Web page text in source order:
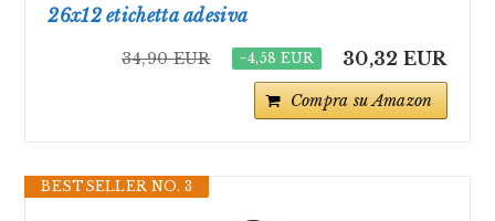
26x12 etichetta adesiva
34,90 EUR −4,58 EUR 30,32 EUR
Compra su Amazon
BESTSELLER NO. 3